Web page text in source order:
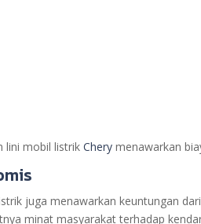
lini mobil listrikCherymenawarkan
juga menawarkan keuntungan
minat masyarakat terhadap